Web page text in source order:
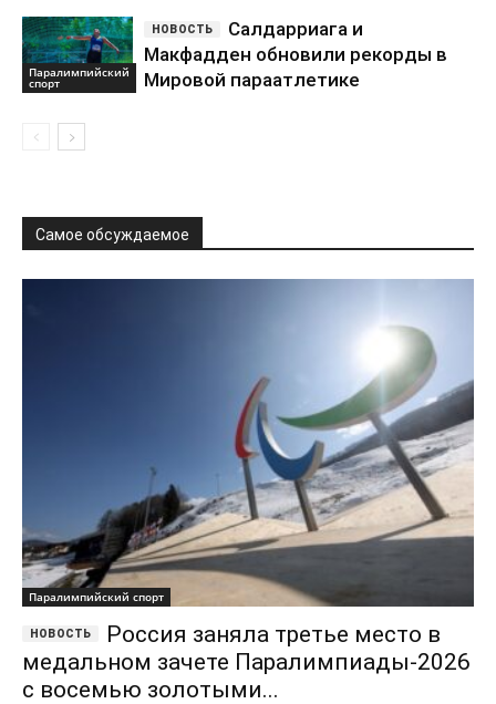
Паралимпийский
спорт
Салдарриага и
Макфадден обновили рекорды в
Мировой параатлетике
Самое обсуждаемое
Паралимпийский спорт
Россия заняла третье место в
медальном зачете Паралимпиады-2026
с восемью золотыми...